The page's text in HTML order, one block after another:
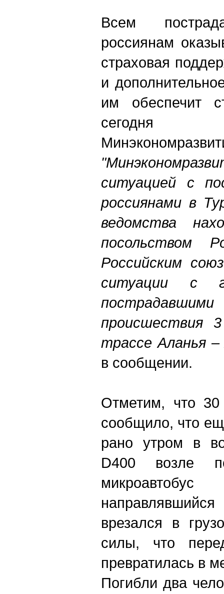
Всем
россиянам
страховая
и
им обеспечит
сегодня
ситуацией с
россиянами в
ведомства
посольством
Российским
ситуации с
происшествия
трассе Аланья
в сообщении.
Отметим, что 30
сообщило, что
рано утром в
D400 возле
врезался в
силы, что
превратилась в
Погибли два